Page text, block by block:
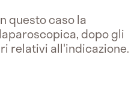
questo caso la
dopo gli
relativi all'indicazione.